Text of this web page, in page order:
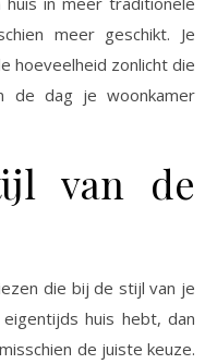
meer geschikt. Je
hoeveelheid zonlicht die
de dag je woonkamer
van de
die bij de stijl van je
huis hebt, dan
de juiste keuze.